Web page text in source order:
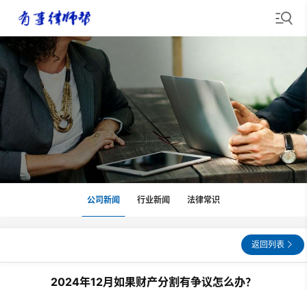
公司新闻 行业新闻 法律常识
返回列表
2024年12月如果财产分割有争议怎么办？